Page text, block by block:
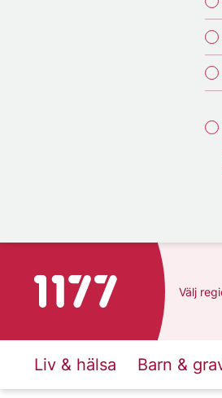
Till startsidan för 1177 Välj
Liv & hälsa Barn &